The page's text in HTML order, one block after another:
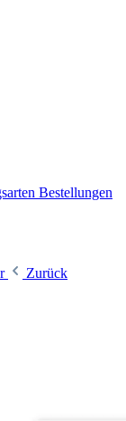
Bestellungen
Zurück